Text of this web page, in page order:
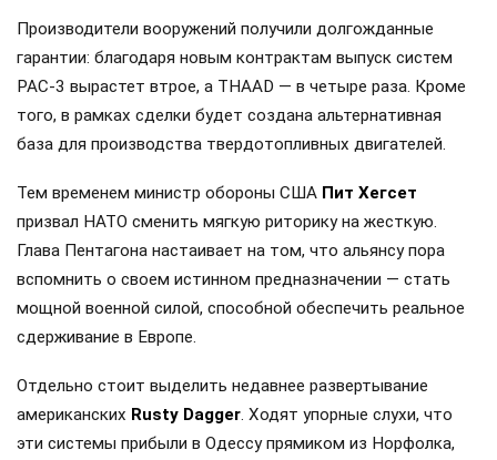
Производители вооружений получили долгожданные
гарантии: благодаря новым контрактам выпуск систем
PAC-3 вырастет втрое, а THAAD — в четыре раза. Кроме
того, в рамках сделки будет создана альтернативная
база для производства твердотопливных двигателей.
Тем временем министр обороны США Пит Хегсет
призвал НАТО сменить мягкую риторику на жесткую.
Глава Пентагона настаивает на том, что альянсу пора
вспомнить о своем истинном предназначении — стать
мощной военной силой, способной обеспечить реальное
сдерживание в Европе.
Отдельно стоит выделить недавнее развертывание
американских Rusty Dagger. Ходят упорные слухи, что
эти системы прибыли в Одессу прямиком из Норфолка,